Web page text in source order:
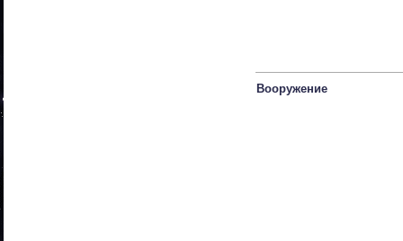
Вооружение